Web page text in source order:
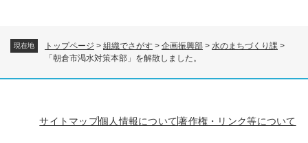
現在地 トップページ > 組織でさがす > 企画振興部 > 水のまちづくり課 >
「朝倉市渇水対策本部」を解散しました。
サイトマップ個人情報について著作権・リンク等について